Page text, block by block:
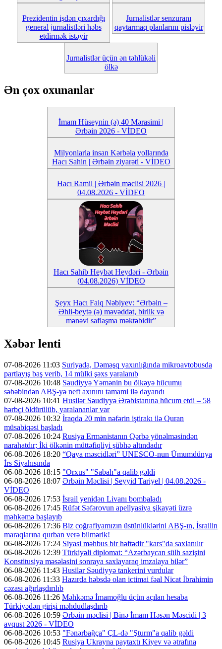
Prezidentin işdən çıxardığı
general jurnalistləri həbs
etdirmək istəyir
Jurnalistlər senzuranı
qaytarmaq planlarını pisləyir
Jurnalistlər üçün ən təhlükəli
ölkə
Ən çox oxunanlar
İmam Hüseynin (ə) 40 Mərasimi |
Ərbəin 2026 - VİDEO
Milyonlarla insan Kərbəla yollarında
Hacı Sahin | Ərbəin ziyarəti - VİDEO
Hacı Ramil | Ərbəin məclisi 2026 |
04.08.2026 - VİDEO
Hacı Sahib Heybət Heydəri - Ərbəin
(04.08.2026) VİDEO
Şeyx Hacı Faiq Nəbiyev: “Ərbəin –
Əhli-beytə (ə) məvəddət, birlik və
mənəvi saflaşma məktəbidir”
Xəbər lenti
07-08-2026 11:03 Suriyada, Dəməşq yaxınlığında mikroavtobusda
partlayış baş verib, 14 mülki şəxs yaralanıb
07-08-2026 10:48 Səudiyyə Yəmənin bu ölkəyə hücumu
səbəbindən ABŞ-yə neft axınını tamami ilə dayandı
07-08-2026 10:41 Husilər Səudiyyə Ərəbistanına hücum etdi – 58
hərbçi öldürülüb, yaralananlar var
07-08-2026 10:32 İraqda 20 min nəfərin iştirakı ilə Quran
müsabiqəsi başladı
07-08-2026 10:24 Rusiya Ermənistanın Qərbə yönəlməsindən
narahatdır; İki ölkənin müttəfiqliyi şübhə altındadır
06-08-2026 18:20 “Qaya məscidləri” UNESCO-nun Ümumdünya
İrs Siyahısında
06-08-2026 18:15 "Orxus" "Sabah"a qalib gəldi
06-08-2026 18:07 Ərbəin Məclisi | Seyyid Tariyel | 04.08.2026 -
VİDEO
06-08-2026 17:53 İsrail yenidən Livanı bombaladı
06-08-2026 17:45 Rüfət Səfərovun apellyasiya şikayəti üzrə
məhkəmə başlayıb
06-08-2026 17:36 Biz coğrafiyamızın üstünlüklərini ABŞ-ın, İsrailin
maraqlarına qurban verə bilmərik!
06-08-2026 17:24 Siyasi məhbus bir həftədir "kars"da saxlanılır
06-08-2026 12:39 Türkiyəli diplomat: “Azərbaycan sülh sazişini
Konstitusiya məsələsini sonraya saxlayaraq imzalaya bilər”
06-08-2026 11:43 Husilər Səudiyyə tankerini vurdular
06-08-2026 11:33 Hazırda həbsdə olan ictimai fəal Nicat İbrahimin
cəzası ağırlaşdırılıb
06-08-2026 11:26 Məhkəmə İmamoğlu üçün açılan hesaba
Türkiyədən girişi məhdudlaşdırıb
06-08-2026 10:59 Ərbəin məclisi | Binə İmam Həsən Məscidi | 3
avqust 2026 - VİDEO
06-08-2026 10:53 "Fənərbağça" ÇL-də "Şturm"a qalib gəldi
06-08-2026 10:45 Rusiya Ukrayna paytaxtı Kiyev və ətrafına